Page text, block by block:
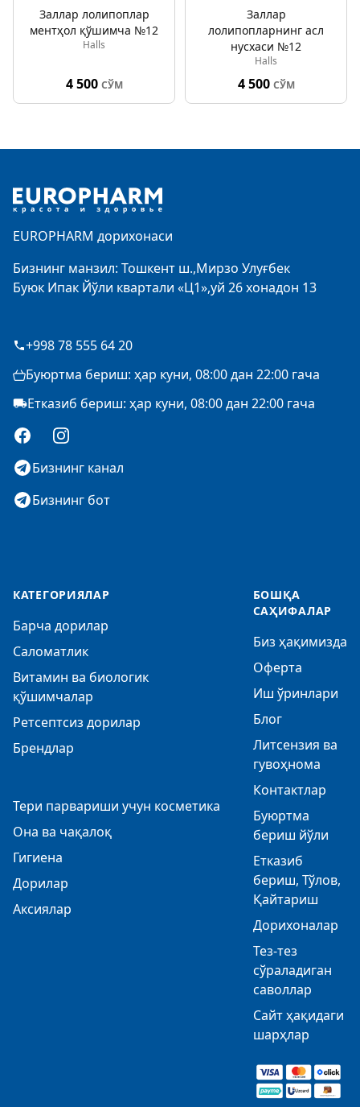
Заллар лолипоплар
ментҳол қўшимча №12
Halls
4 500 СЎМ
Заллар
лолипопларнинг асл
нусхаси №12
Halls
4 500 СЎМ
EUROPHARM дорихонаси
Бизнинг манзил: Тошкент ш.,Мирзо Улуғбек
Буюк Ипак Йўли квартали «Ц1»,уй 26 хонадон 13
+998 78 555 64 20
Буюртма бериш: ҳар куни, 08:00 дан 22:00 гача
Етказиб бериш: ҳар куни, 08:00 дан 22:00 гача
FacebookInstagram
Бизнинг канал
Бизнинг бот
КАТЕГОРИЯЛАР
Барча дорилар
Саломатлик
Витамин ва биологик
қўшимчалар
Ретсептсиз дорилар
Брендлар
Тери парвариши учун косметика
Она ва чақалоқ
Гигиена
Дорилар
Аксиялар
БОШҚА
САҲИФАЛАР
Биз ҳақимизда
Оферта
Иш ўринлари
Блог
Литсензия ва
гувоҳнома
Контактлар
Буюртма
бериш йўли
Етказиб
бериш, Тўлов,
Қайтариш
Дорихоналар
Тез-тез
сўраладиган
саволлар
Сайт ҳақидаги
шарҳлар